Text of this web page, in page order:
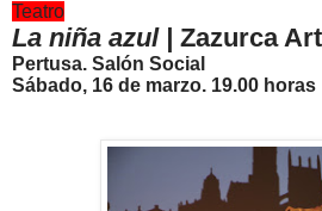
Teatro
La niña azul | Zazurca
Pertusa. Salón Social
Sábado, 16 de marzo. 19.00 horas